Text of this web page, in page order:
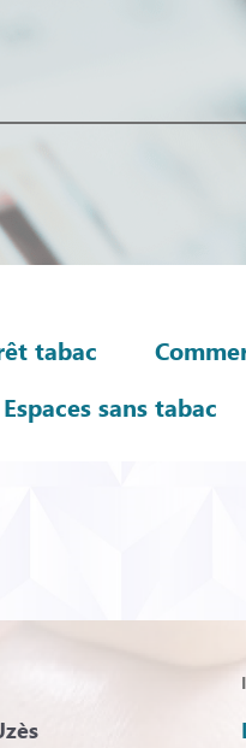
tabac
Espaces sans tabac